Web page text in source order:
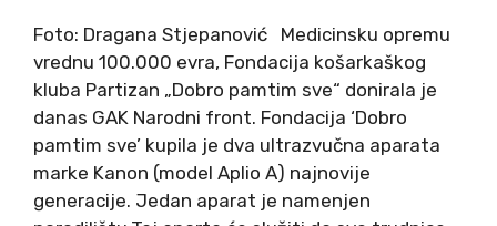
Foto: Dragana Stjepanović Medicinsku opremu
vrednu 100.000 evra, Fondacija košarkaškog
kluba Partizan „Dobro pamtim sve“ donirala je
danas GAK Narodni front. Fondacija ‘Dobro
pamtim sve’ kupila je dva ultrazvučna aparata
marke Kanon (model Aplio A) najnovije
generacije. Jedan aparat je namenjen